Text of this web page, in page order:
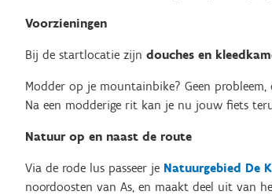
Voorzieningen
Bij de startlocatie zijn douches en
Modder op je mountainbike? Geen
Na een modderige rit kan je nu jouw fiets
Natuur op en naast de route
Via de rode lus passeer je Natuurgebied De
noordoosten van As, en maakt deel uit van